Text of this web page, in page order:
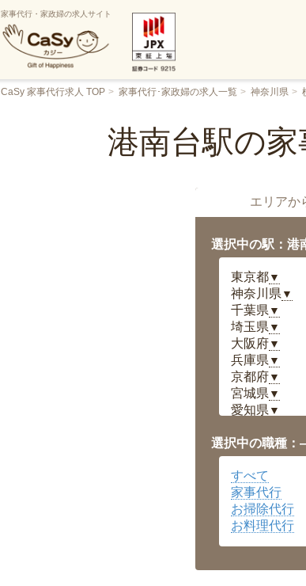
家事代行・家政婦の求人サイト
CaSy 家事代行求人 TOP 家事代行･家政婦の求人一覧 神奈川県
港南台駅の
エリアか
選択中の駅：港
東京都▼
神奈川県 ▼
千葉県 ▼
埼玉県 ▼
大阪府▼
兵庫県 ▼
京都府▼
宮城県 ▼
愛知県 ▼
岡山県▼
広島県▼
沖縄県
選択中の職種
すべて
家事代行
お掃除代行
お料理代行